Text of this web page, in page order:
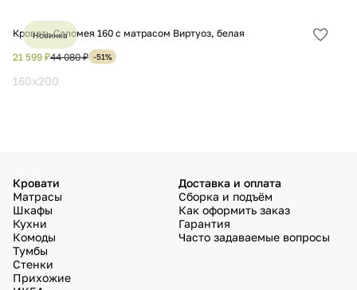
Кровать Саломея 160 с матрасом Виртуоз, белая
21 599 ₽44 080 ₽ -51%
Новинка
160x200
Кровати
Матрасы
Шкафы
Кухни
Комоды
Тумбы
Стенки
Прихожие
Доставка и оплата
Сборка и подъём
Как оформить заказ
Гарантия
Часто задаваемые вопросы